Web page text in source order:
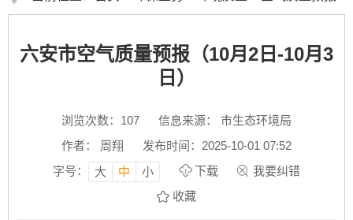
六安市空气质量预报（10月2日-10月3
日）
浏览次数： 107
信息来源： 市生态环境局
作者： 周翔
发布时间：2025-10-01 07:52
字号：
大 中 小 下载
我要纠错
收藏